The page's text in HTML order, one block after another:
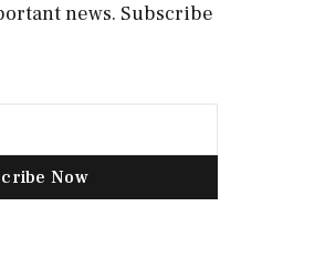
news. Subscribe
Now